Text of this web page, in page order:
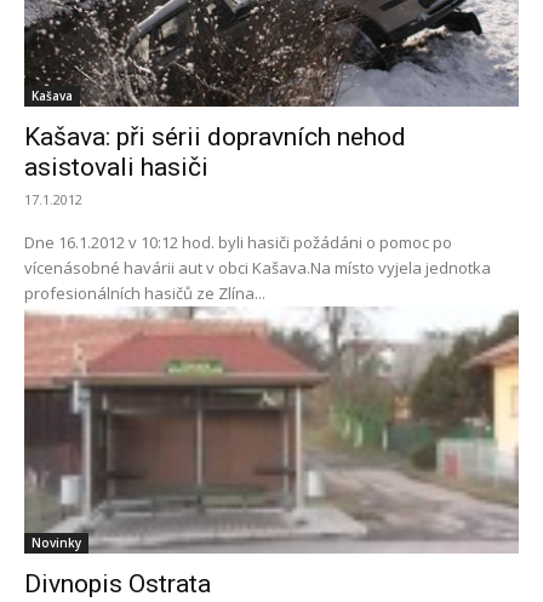
Kašava
Kašava: při sérii dopravních nehod
asistovali hasiči
17.1.2012
Dne 16.1.2012 v 10:12 hod. byli hasiči požádáni o pomoc po
vícenásobné havárii aut v obci Kašava.Na místo vyjela jednotka
profesionálních hasičů ze Zlína...
Novinky
Divnopis Ostrata